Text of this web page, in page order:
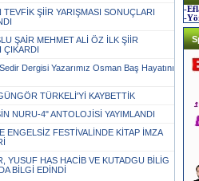
TEVFİK ŞİİR YARIŞMASI SONUÇLARI
ŞAİR MEHMET ALİ ÖZ İLK ŞİİR
ÇIKARDI
Dergisi Yazarımız Osman Baş Hayatını
TÜRKELİ'Yİ KAYBETTİK
NURU-4" ANTOLOJİSİ YAYIMLANDI
ENGELSİZ FESTİVALİNDE KİTAP İMZA
YUSUF HAS HACİB VE KUTADGU BİLİG
BİLGİ EDİNDİ
-
-